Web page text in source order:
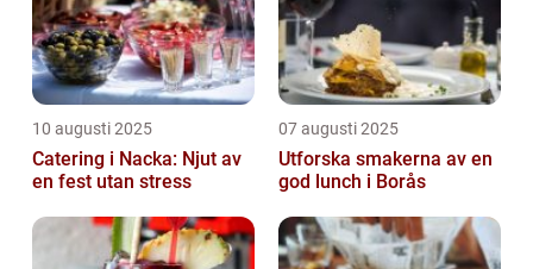
10 augusti 2025
Catering i Nacka: Njut av
en fest utan stress
07 augusti 2025
Utforska smakerna av en
god lunch i Borås